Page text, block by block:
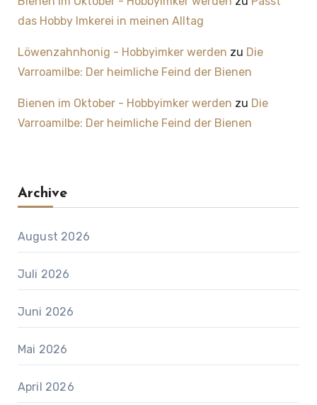
das Hobby Imkerei in meinen Alltag
Löwenzahnhonig - Hobbyimker werden zu Die
Varroamilbe: Der heimliche Feind der Bienen
Bienen im Oktober - Hobbyimker werden zu Die
Varroamilbe: Der heimliche Feind der Bienen
Archive
August 2026
Juli 2026
Juni 2026
Mai 2026
April 2026